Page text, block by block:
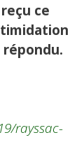
ce
répondu.
rayssac-